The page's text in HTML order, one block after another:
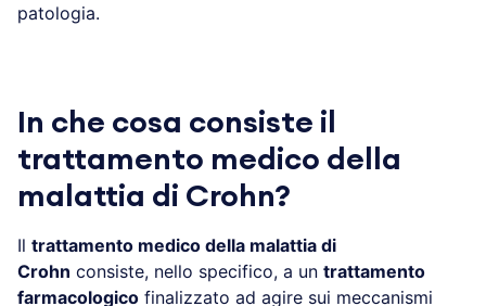
patologia.
In che cosa consiste il
trattamento medico della
malattia di Crohn?
Il trattamento medico della malattia di
Crohn consiste, nello specifico, a un trattamento
farmacologico finalizzato ad agire sui meccanismi